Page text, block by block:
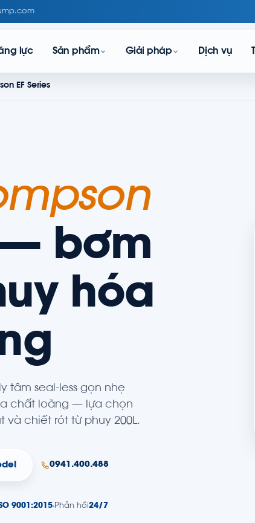
lực Sản phẩm Giải pháp Dịch vụ
EF Series
bơm
hóa
ly tâm seal-less gọn nhẹ
chất loãng — lựa chọn
và chiết rót từ phuy 200L.
0941.400.488
9001:2015 Phản hồi24/7